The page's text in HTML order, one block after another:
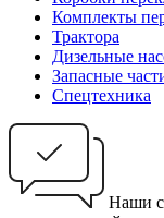
Комплекты
Трактора
Дизельные
Запасные
Спецтехника
Наши